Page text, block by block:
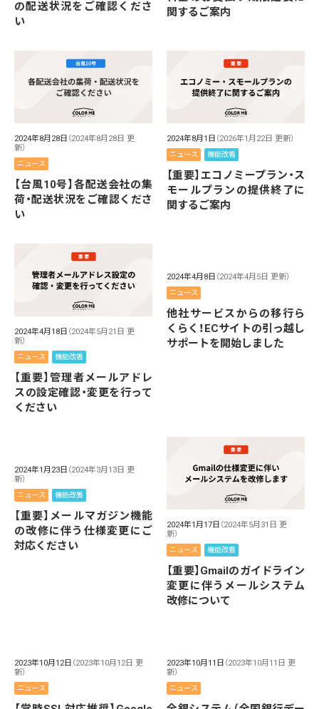
の配送状況をご確認くださ
い
関するご案内
2024年8月28日 （2024年8月28日 更
新）
ニュース
【台風10号】各配送会社の集
荷・配送状況をご確認くださ
い
2024年8月1日 （2026年1月22日 更新）
ニュース 機能改善
【重要】エコノミープラン・ス
モールプランの提供終了に
関するご案内
2024年4月18日 （2024年5月21日 更
新）
ニュース 機能改善
【重要】管理者メールアドレ
スの設定確認・変更を行って
ください
2024年4月8日 （2024年4月5日 更新）
ニュース
他社サービスからの移行ら
くらく！ECサイトの引っ越し
サポートを開始しました
2024年1月23日 （2024年3月13日 更
新）
ニュース 機能改善
【重要】メールマガジン機能
の改修に伴う仕様変更にご
対応ください
2024年1月17日 （2024年5月31日 更
新）
ニュース 機能改善
【重要】Gmailのガイドライン
変更に伴うメールシステム
改修について
2023年10月12日 （2023年10月12日 更
新）
ニュース
2023年10月11日 （2023年10月11日 更
新）
ニュース